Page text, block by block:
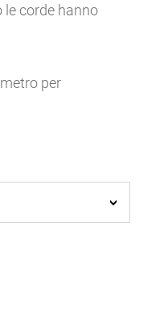
le corde hanno
per